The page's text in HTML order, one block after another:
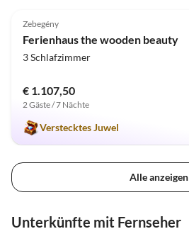
Zebegény
Ferienhaus the wooden beauty
3 Schlafzimmer
€ 1.107,50
2 Gäste / 7 Nächte
Verstecktes Juwel
Alle anzeigen
Unterkünfte mit Fernseher